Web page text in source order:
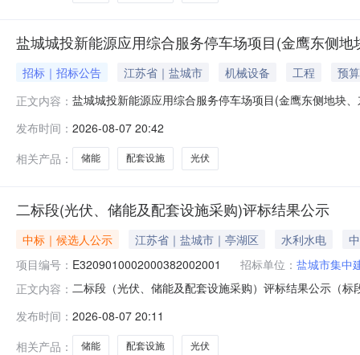
盐城城投新能源应用综合服务停车场项目(金鹰东侧
招标｜招标公告 江苏省｜盐城市 机械设备 工程
预
正文内容： 盐城城投新能源应用综合服务停车场项目(金鹰东侧地块
5,840,609.32元人民币评标办法经评审的最低投标价法
递交时间
发布时间： 2026-08-07 20:42
相关产品：
储能 配套设施 光伏
二标段(光伏、储能及配套设施采购)评标结果公示
中标｜候选人公示 江苏省｜盐城市｜亭湖区 水利水电
项目编号： E3209010002000382002001 招标单位： 盐城市集中
正文内容： 二标段（光伏、储能及配套设施采购）评标结果公示（
评标情况1、中标候选人基本情况排名中标候选人名称投
目负责人情况
发布时间： 2026-08-07 20:11
相关产品：
储能 配套设施 光伏